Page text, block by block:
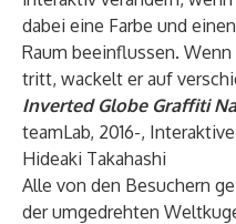
dabei eine Farbe und
Raum beeinflussen.
tritt, wackelt er auf
Inverted Globe Graffiti
teamLab, 2016-,
Hideaki Takahashi
Alle von den Besuchern
der umgedrehten